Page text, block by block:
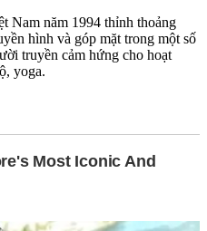
Nam năm 1994 thỉnh thoảng
hình và góp mặt trong một số
truyền cảm hứng cho hoạt
yoga.